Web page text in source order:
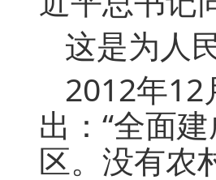
这是为人
2012年12
出：“全面
区。没有农